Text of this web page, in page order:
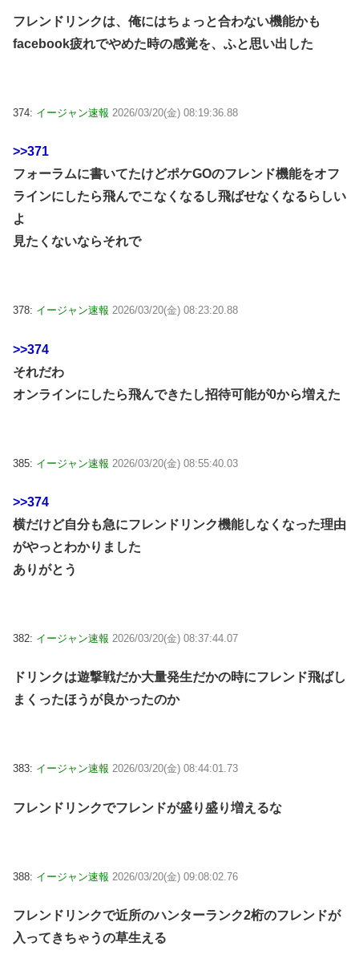
フレンドリンクは、俺にはちょっと合わない機能かも
facebook疲れでやめた時の感覚を、ふと思い出した
374: イージャン速報 2026/03/20(金) 08:19:36.88
>>371
フォーラムに書いてたけどポケGOのフレンド機能をオフ
ラインにしたら飛んでこなくなるし飛ばせなくなるらしい
よ
見たくないならそれで
378: イージャン速報 2026/03/20(金) 08:23:20.88
>>374
それだわ
オンラインにしたら飛んできたし招待可能が0から増えた
385: イージャン速報 2026/03/20(金) 08:55:40.03
>>374
横だけど自分も急にフレンドリンク機能しなくなった理由
がやっとわかりました
ありがとう
382: イージャン速報 2026/03/20(金) 08:37:44.07
ドリンクは遊撃戦だか大量発生だかの時にフレンド飛ばし
まくったほうが良かったのか
383: イージャン速報 2026/03/20(金) 08:44:01.73
フレンドリンクでフレンドが盛り盛り増えるな
388: イージャン速報 2026/03/20(金) 09:08:02.76
フレンドリンクで近所のハンターランク2桁のフレンドが
入ってきちゃうの草生える